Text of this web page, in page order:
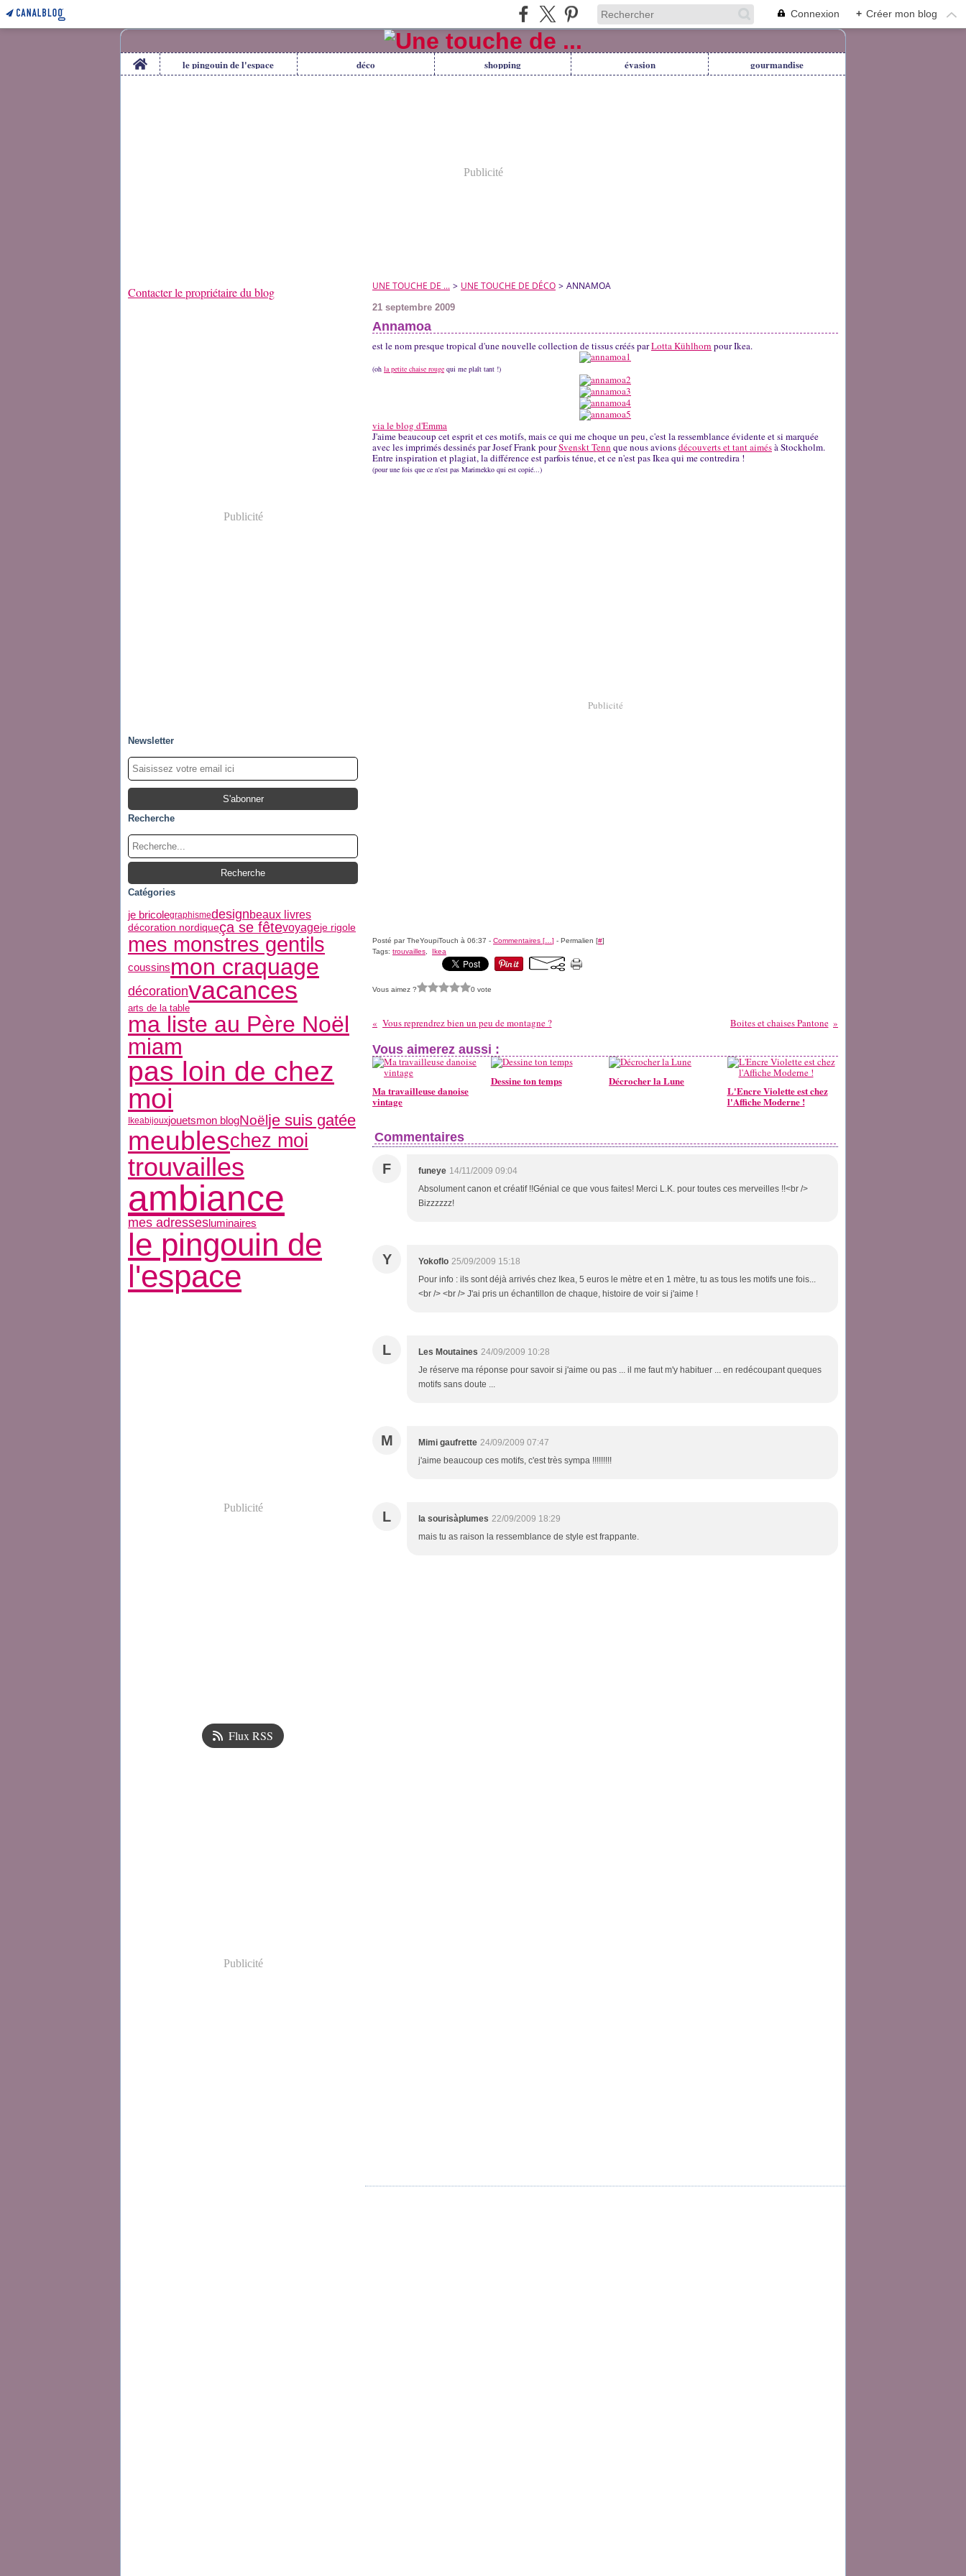
Connexion + Créer mon blog
Home le pingouin de l'espace déco shopping évasion gourmandise
Publicité
Contacter le propriétaire du blog
Publicité
Newsletter
Recherche
Catégories
je bricolegraphismedesignbeaux livres
décoration nordiqueça se fêtevoyageje rigole
mes monstres gentils
coussinsmon craquage
décorationvacances
arts de la table
ma liste au Père Noël
miam
pas loin de chez
moi
Ikeabijouxjouetsmon blogNoël je suis gatée
meubleschez moi
trouvailles
ambiance
mes adressesluminaires
le pingouin de
l'espace
Publicité
Flux RSS
Publicité
UNE TOUCHE DE ... > UNE TOUCHE DE DÉCO > ANNAMOA
21 septembre 2009
Annamoa
est le nom presque tropical d'une nouvelle collection de tissus créés parLotta Kühlhorn pour Ikea.
(oh la petite chaise rouge qui me plaît tant !)
via le blog d'Emma
J'aime beaucoup cet esprit et ces motifs, mais ce qui me choque un peu, c'est la ressemblance évidente et si marquée
avec les imprimés dessinés par Josef Frank pourSvenskt Tenn que nous avionsdécouverts et tant aimésà Stockholm.
Entre inspiration et plagiat, la différence est parfois ténue, et ce n'est pas Ikea qui me contredira !
(pour une fois que ce n'est pas Marimekko qui est copié...)
Publicité
Posté par TheYoupiTouch à 06:37 - Commentaires [ ] - Permalien [#]
Tags: trouvailles Ikea
Vous aimez ? 0 vote
Vous reprendrez bien un peu de montagne ? Boites et chaises Pantone
Vous aimerez aussi :
Ma travailleuse danoise
vintage
Dessine ton temps Décrocher la Lune
L'Encre Violette est chez
l'Affiche Moderne !
Commentaires
F funeye 14/11/2009 09:04
Absolument canon et créatif !!Génial ce que vous faites! Merci L.K. pour toutes ces merveilles !!<br />
Bizzzzzz!
Y Yokoflo 25/09/2009 15:18
Pour info : ils sont déjà arrivés chez Ikea, 5 euros le mètre et en 1 mètre, tu as tous les motifs une fois...
<br /> <br /> J'ai pris un échantillon de chaque, histoire de voir si j'aime !
L Les Moutaines 24/09/2009 10:28
Je réserve ma réponse pour savoir si j'aime ou pas ... il me faut m'y habituer ... en redécoupant queques
motifs sans doute ...
M Mimi gaufrette 24/09/2009 07:47
j'aime beaucoup ces motifs, c'est très sympa !!!!!!!!!
L la sourisàplumes 22/09/2009 18:29
mais tu as raison la ressemblance de style est frappante.